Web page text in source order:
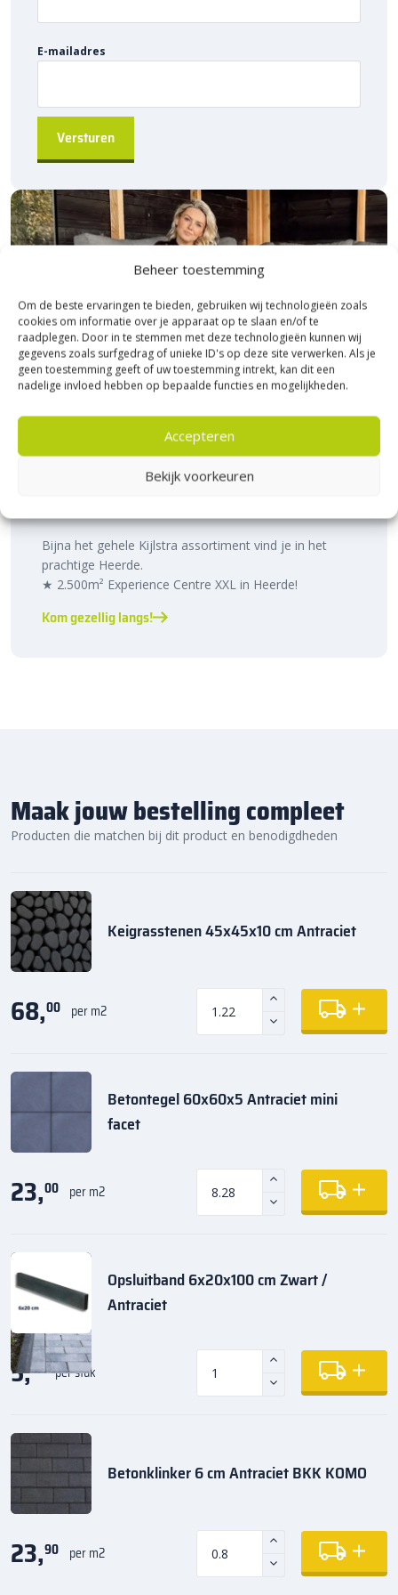
Beheer toestemming
Om de beste ervaringen te bieden, gebruiken wij technologieën zoals
cookies om informatie over je apparaat op te slaan en/of te
raadplegen. Door in te stemmen met deze technologieën kunnen wij
gegevens zoals surfgedrag of unieke ID's op deze site verwerken. Als je
geen toestemming geeft of uw toestemming intrekt, kan dit een
nadelige invloed hebben op bepaalde functies en mogelijkheden.
Accepteren
Bekijk voorkeuren
E-mailadres
Bezoek Experience Centre XXL
Bijna het gehele Kijlstra assortiment vind je in het
prachtige Heerde.
★ 2.500m² Experience Centre XXL in Heerde!
Kom gezellig langs!
Maak jouw bestelling compleet
Producten die matchen bij dit product en benodigdheden
Keigrasstenen 45x45x10 cm Antraciet
68,00 per m2
Betontegel 60x60x5 Antraciet mini
facet
23,00 per m2
Opsluitband 6x20x100 cm Zwart /
Antraciet
5,35 per stuk
Betonklinker 6 cm Antraciet BKK KOMO
23,90 per m2